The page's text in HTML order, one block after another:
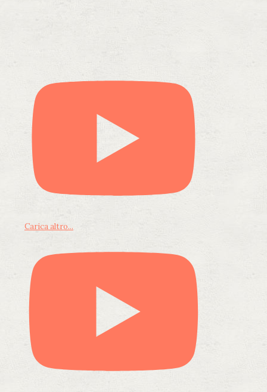
Carica altro...